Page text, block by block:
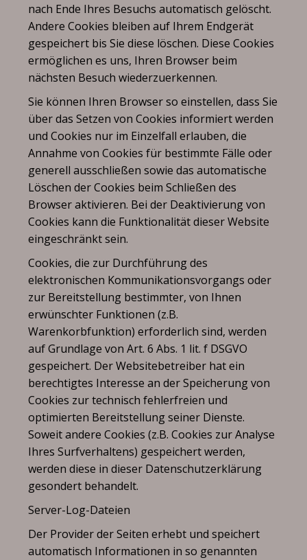
nach Ende Ihres Besuchs automatisch gelöscht.
Andere Cookies bleiben auf Ihrem Endgerät
gespeichert bis Sie diese löschen. Diese Cookies
ermöglichen es uns, Ihren Browser beim
nächsten Besuch wiederzuerkennen.
Sie können Ihren Browser so einstellen, dass Sie
über das Setzen von Cookies informiert werden
und Cookies nur im Einzelfall erlauben, die
Annahme von Cookies für bestimmte Fälle oder
generell ausschließen sowie das automatische
Löschen der Cookies beim Schließen des
Browser aktivieren. Bei der Deaktivierung von
Cookies kann die Funktionalität dieser Website
eingeschränkt sein.
Cookies, die zur Durchführung des
elektronischen Kommunikationsvorgangs oder
zur Bereitstellung bestimmter, von Ihnen
erwünschter Funktionen (z.B.
Warenkorbfunktion) erforderlich sind, werden
auf Grundlage von Art. 6 Abs. 1 lit. f DSGVO
gespeichert. Der Websitebetreiber hat ein
berechtigtes Interesse an der Speicherung von
Cookies zur technisch fehlerfreien und
optimierten Bereitstellung seiner Dienste.
Soweit andere Cookies (z.B. Cookies zur Analyse
Ihres Surfverhaltens) gespeichert werden,
werden diese in dieser Datenschutzerklärung
gesondert behandelt.
Server-Log-Dateien
Der Provider der Seiten erhebt und speichert
automatisch Informationen in so genannten